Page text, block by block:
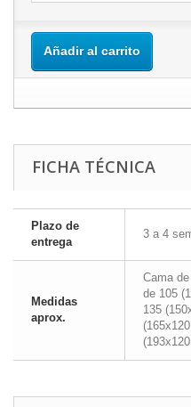
Añadir al carrito
FICHA TÉCNICA
Plazo de
entrega
3 a 4
Medidas
aprox.
Cama
de 105
135